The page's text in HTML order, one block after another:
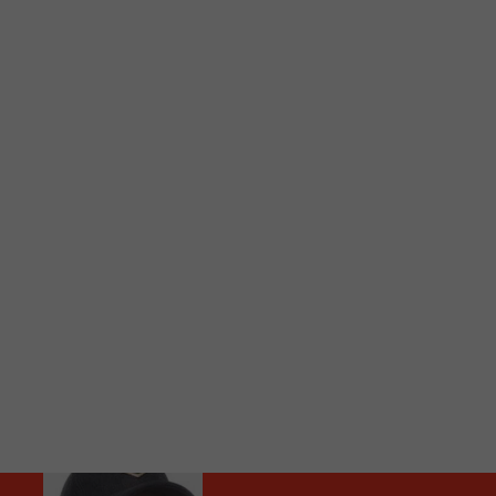
Audio